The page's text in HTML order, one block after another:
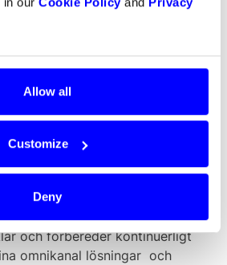
Allow all
Customize
Deny
har företaget fortfarande,
som jobbar med utveckling
fick beviljand hos
erkännande som vill göra
att göra det ytterligare enklare
Growth Manager i Dintero.
och förbereder kontinuerligt
omnikanal lösningar och